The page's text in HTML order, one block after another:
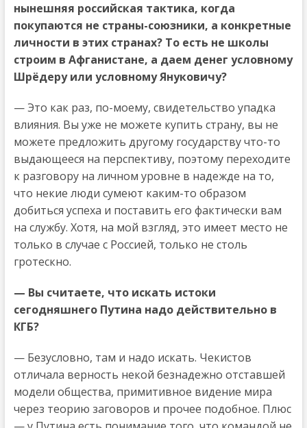
нынешняя российская тактика, когда
покупаются не страны-союзники, а конкретные
личности в этих странах? То есть не школы
строим в Афганистане, а даем денег условному
Шрёдеру или условному Януковичу?
— Это как раз, по-моему, свидетельство упадка
влияния. Вы уже не можете купить страну, вы не
можете предложить другому государству что-то
выдающееся на перспективу, поэтому переходите
к разговору на личном уровне в надежде на то,
что некие люди сумеют каким-то образом
добиться успеха и поставить его фактически вам
на службу. Хотя, на мой взгляд, это имеет место не
только в случае с Россией, только не столь
гротескно.
— Вы считаете, что искать истоки
сегодняшнего Путина надо действительно в
КГБ?
— Безусловно, там и надо искать. Чекистов
отличала верность некой безнадежно отставшей
модели общества, примитивное видение мира
через теорию заговоров и прочее подобное. Плюс